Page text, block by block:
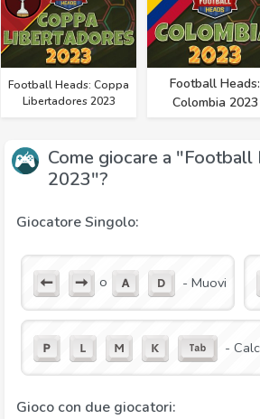
Football Heads: Coppa
Libertadores 2023
Football Heads:
Colombia 2023
Come giocare a "Football
2023"?
Giocatore Singolo:
o - Muovi
-
Gioco con due giocatori: